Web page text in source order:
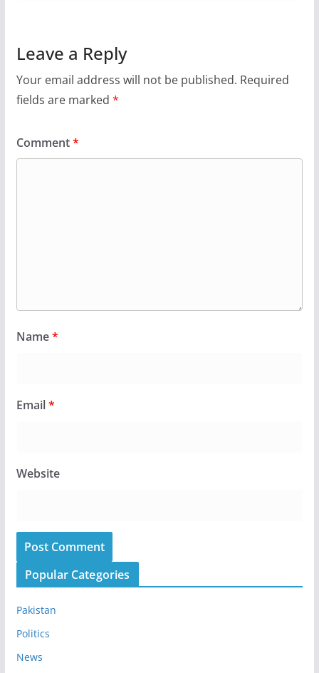
Leave a Reply
Your email address will not be published. Required
fields are marked *
Comment*
Name*
Email*
Website
Popular Categories
Pakistan
Politics
News